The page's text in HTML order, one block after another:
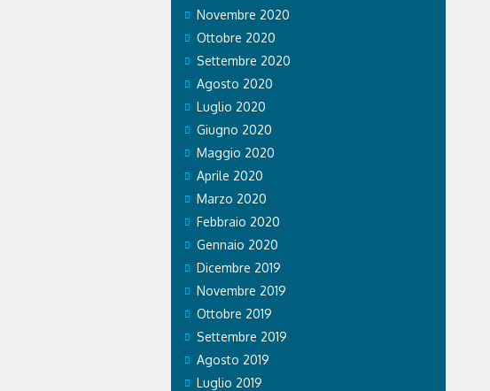
Novembre 2020
Ottobre 2020
Settembre 2020
Agosto 2020
Luglio 2020
Giugno 2020
Maggio 2020
Aprile 2020
Marzo 2020
Febbraio 2020
Gennaio 2020
Dicembre 2019
Novembre 2019
Ottobre 2019
Settembre 2019
Agosto 2019
Luglio 2019